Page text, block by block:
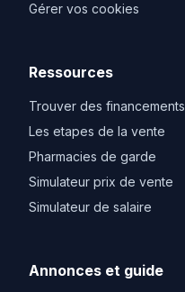
Gérer vos cookies
Ressources
Trouver des financements
Les etapes de la vente
Pharmacies de garde
Simulateur prix de vente
Simulateur de salaire
Annonces et guide